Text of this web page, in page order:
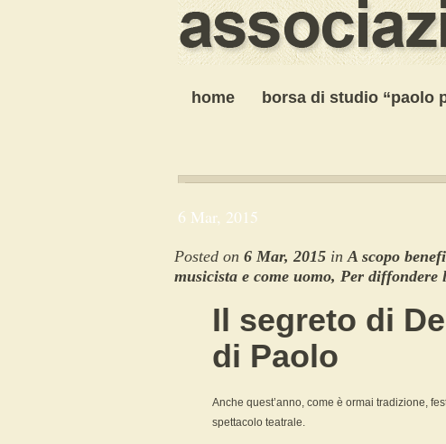
home borsa di studio “paolo
6 Mar, 2015
Posted on 6 Mar, 2015 inA scopo
musicista e come uomo, Per diffondere
Il segreto di
di Paolo
Anche quest’anno, come è ormai tradizione,
spettacolo teatrale.